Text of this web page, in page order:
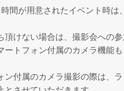
間が用意されたイベント時は
頂けない場合は、撮影会への参
ートフォン付属のカメラ機能
ン付属のカメラ撮影の際は、